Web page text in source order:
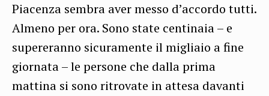
Piacenza sembra aver messo d’accordo tutti.
Almeno per ora. Sono state centinaia – e
supereranno sicuramente il migliaio a fine
giornata – le persone che dalla prima
mattina si sono ritrovate in attesa davanti